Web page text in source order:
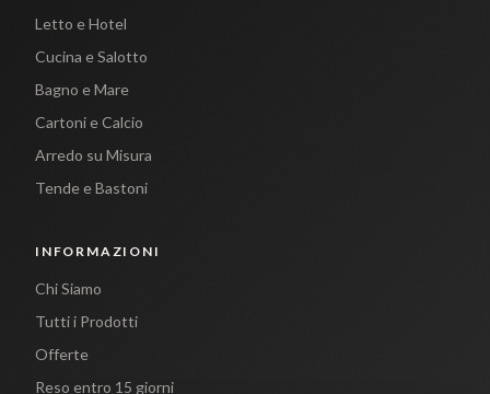
Letto e Hotel
Cucina e Salotto
Bagno e Mare
Cartoni e Calcio
Arredo su Misura
Tende e Bastoni
INFORMAZIONI
Chi Siamo
Tutti i Prodotti
Offerte
Reso entro 15 giorni